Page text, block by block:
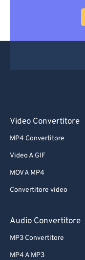
Video Convertitore
MP4 Convertitore
Video A GIF
MOV A MP4
Convertitore video
Audio Convertitore
MP3 Convertitore
MP4 A MP3